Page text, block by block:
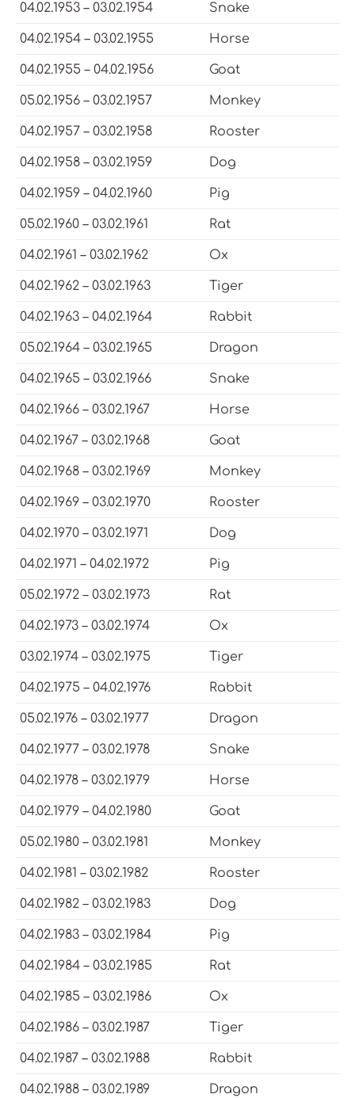
04.02.1953 – 03.02.1954 Snake
04.02.1954 – 03.02.1955 Horse
04.02.1955 – 04.02.1956 Goat
05.02.1956 – 03.02.1957 Monkey
04.02.1957 – 03.02.1958 Rooster
04.02.1958 – 03.02.1959 Dog
04.02.1959 – 04.02.1960 Pig
05.02.1960 – 03.02.1961 Rat
04.02.1961 – 03.02.1962 Ox
04.02.1962 – 03.02.1963 Tiger
04.02.1963 – 04.02.1964 Rabbit
05.02.1964 – 03.02.1965 Dragon
04.02.1965 – 03.02.1966 Snake
04.02.1966 – 03.02.1967 Horse
04.02.1967 – 03.02.1968 Goat
04.02.1968 – 03.02.1969 Monkey
04.02.1969 – 03.02.1970 Rooster
04.02.1970 – 03.02.1971 Dog
04.02.1971 – 04.02.1972 Pig
05.02.1972 – 03.02.1973 Rat
04.02.1973 – 03.02.1974 Ox
03.02.1974 – 03.02.1975 Tiger
04.02.1975 – 04.02.1976 Rabbit
05.02.1976 – 03.02.1977 Dragon
04.02.1977 – 03.02.1978 Snake
04.02.1978 – 03.02.1979 Horse
04.02.1979 – 04.02.1980 Goat
05.02.1980 – 03.02.1981 Monkey
04.02.1981 – 03.02.1982 Rooster
04.02.1982 – 03.02.1983 Dog
04.02.1983 – 03.02.1984 Pig
04.02.1984 – 03.02.1985 Rat
04.02.1985 – 03.02.1986 Ox
04.02.1986 – 03.02.1987 Tiger
04.02.1987 – 03.02.1988 Rabbit
04.02.1988 – 03.02.1989 Dragon